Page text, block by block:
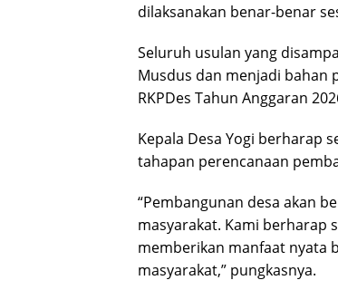
dilaksanakan benar-benar
Seluruh usulan yang
Musdus dan menjadi bahan
RKPDes Tahun Anggaran
Kepala Desa Yogi berharap
tahapan perencanaan
“Pembangunan desa akan
masyarakat. Kami berharap
memberikan manfaat nyata
masyarakat,” pungkasnya.